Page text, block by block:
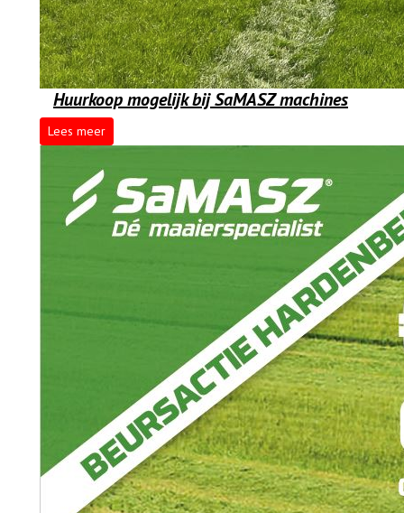
Huurkoop mogelijk bij SaMASZ machines
Lees meer